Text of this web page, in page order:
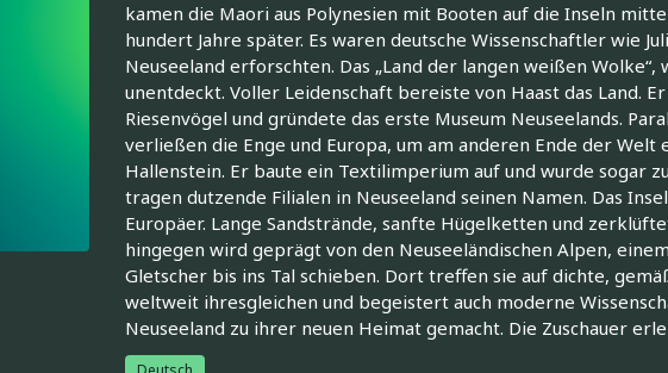
kamen die Maori aus Polynesien mit Booten auf die Inseln
hundert Jahre später. Es waren deutsche Wissenschaftler wie
Neuseeland erforschten. Das „Land der langen weißen
unentdeckt. Voller Leidenschaft bereiste von Haast das Land.
Riesenvögel und gründete das erste Museum Neuseelands.
verließen die Enge und Europa, um am anderen Ende der
Hallenstein. Er baute ein Textilimperium auf und wurde sogar
tragen dutzende Filialen in Neuseeland seinen Namen. Das
Europäer. Lange Sandstrände, sanfte Hügelketten und
hingegen wird geprägt von den Neuseeländischen Alpen,
Gletscher bis ins Tal schieben. Dort treffen sie auf dichte,
weltweit ihresgleichen und begeistert auch moderne
Neuseeland zu ihrer neuen Heimat gemacht. Die Zuschauer